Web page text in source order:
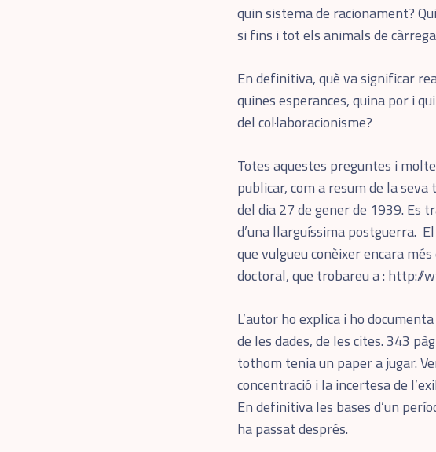
quin sistema de racionament?
si fins i tot els animals de
En definitiva, què va significar
quines esperances, quina por i
del col·laboracionisme?
Totes aquestes preguntes i
publicar, com a resum de la
del dia 27 de gener de 1939. Es
d’una llarguíssima postguerra.
que vulgueu conèixer encara
doctoral, que trobareu a : http://
L’autor ho explica i ho
de les dades, de les cites. 343
tothom tenia un paper a jugar.
concentració i la incertesa de
En definitiva les bases d’un
ha passat després.